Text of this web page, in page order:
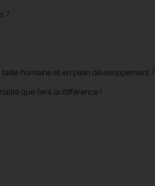
?
humaine et en plein développement ?
que fera la différence !